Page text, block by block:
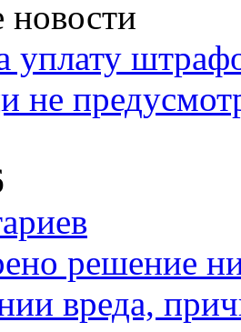
новости
уплату
решение
вреда,